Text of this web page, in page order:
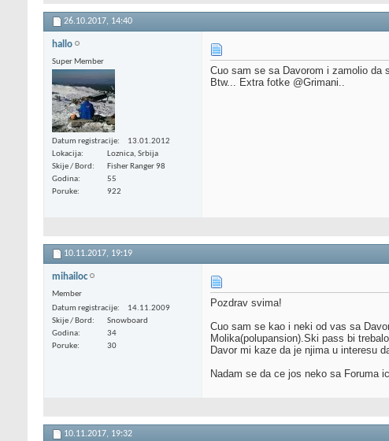
26.10.2017, 14:40
hallo
Super Member
Datum registracije
13.01.2012
Lokacija
Loznica, Srbija
Skije / Bord
Fisher Ranger 98
Godina
55
Poruke
922
Cuo sam se sa Davorom i zamolio da
Btw... Extra fotke @Grimani..
10.11.2017, 19:19
mihailoc
Member
Datum registracije
14.11.2009
Skije / Bord
Snowboard
Godina
34
Poruke
30
Pozdrav svima!
Cuo sam se kao i neki od vas sa
Molika(polupansion).Ski pass bi
Davor mi kaze da je njima u interesu
Nadam se da ce jos neko sa Foruma
10.11.2017, 19:32